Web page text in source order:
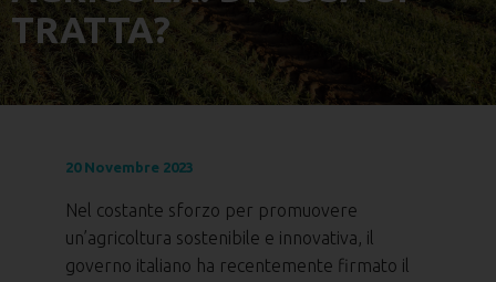
TRATTA?
20 Novembre 2023
Nel costante sforzo per promuovere
un’agricoltura sostenibile e innovativa, il
governo italiano ha recentemente firmato il